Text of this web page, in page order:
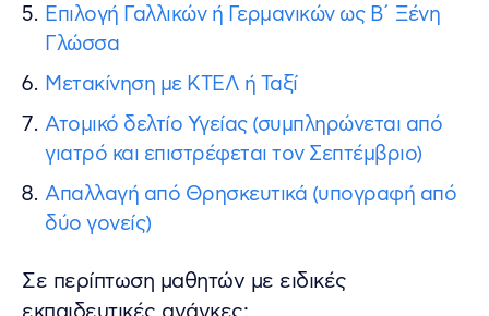
Επιλογή Γαλλικών ή Γερμανικών ως Β΄ Ξένη
Γλώσσα
Μετακίνηση με ΚΤΕΛ ή Ταξί
Ατομικό δελτίο Υγείας (συμπληρώνεται από
γιατρό και επιστρέφεται τον Σεπτέμβριο)
Απαλλαγή από Θρησκευτικά (υπογραφή από
δύο γονείς)
Σε περίπτωση μαθητών με ειδικές